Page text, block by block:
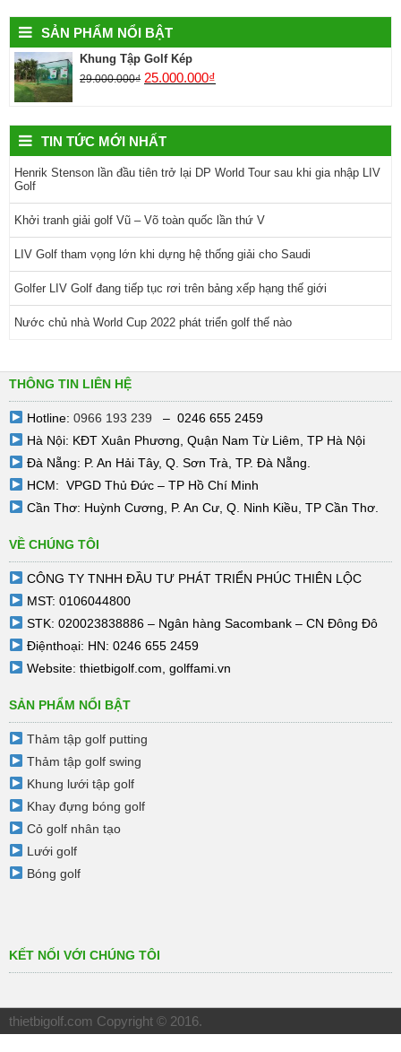
SẢN PHẨM NỔI BẬT
Khung Tập Golf Kép
29.000.000₫ 25.000.000₫
TIN TỨC MỚI NHẤT
Henrik Stenson lần đầu tiên trở lại DP World Tour sau khi gia nhập LIV
Golf
Khởi tranh giải golf Vũ – Võ toàn quốc lần thứ V
LIV Golf tham vọng lớn khi dựng hệ thống giải cho Saudi
Golfer LIV Golf đang tiếp tục rơi trên bảng xếp hạng thế giới
Nước chủ nhà World Cup 2022 phát triển golf thế nào
THÔNG TIN LIÊN HỆ
Hotline: 0966 193 239 – 0246 655 2459
Hà Nội: KĐT Xuân Phương, Quận Nam Từ Liêm, TP Hà Nội
Đà Nẵng: P. An Hải Tây, Q. Sơn Trà, TP. Đà Nẵng.
HCM: VPGD Thủ Đức – TP Hồ Chí Minh
Cần Thơ: Huỳnh Cương, P. An Cư, Q. Ninh Kiều, TP Cần Thơ.
VỀ CHÚNG TÔI
CÔNG TY TNHH ĐẦU TƯ PHÁT TRIỂN PHÚC THIÊN LỘC
MST: 0106044800
STK: 020023838886 – Ngân hàng Sacombank – CN Đông Đô
Điệnthoại: HN: 0246 655 2459
Website: thietbigolf.com golffami.vn
SẢN PHẨM NỔI BẬT
Thảm tập golf putting
Thảm tập golf swing
Khung lưới tập golf
Khay đựng bóng golf
Cỏ golf nhân tạo
Lưới golf
Bóng golf
KẾT NỐI VỚI CHÚNG TÔI
thietbigolf.com Copyright © 2016.